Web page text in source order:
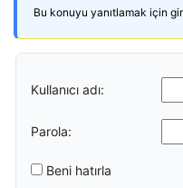
Bu konuyu yanıtlamak için
Kullanıcı adı:
Parola:
Beni hatırla